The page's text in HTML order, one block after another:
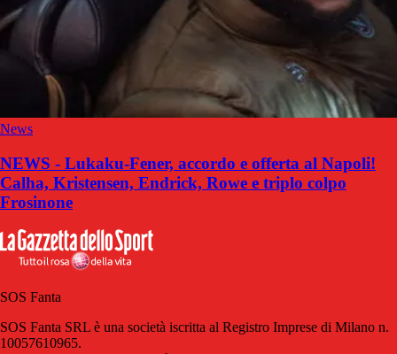
News
NEWS - Lukaku-Fener, accordo e offerta al Napoli!
Calha, Kristensen, Endrick, Rowe e triplo colpo
Frosinone
SOS Fanta
SOS Fanta SRL è una società iscritta al Registro Imprese di Milano n.
10057610965.